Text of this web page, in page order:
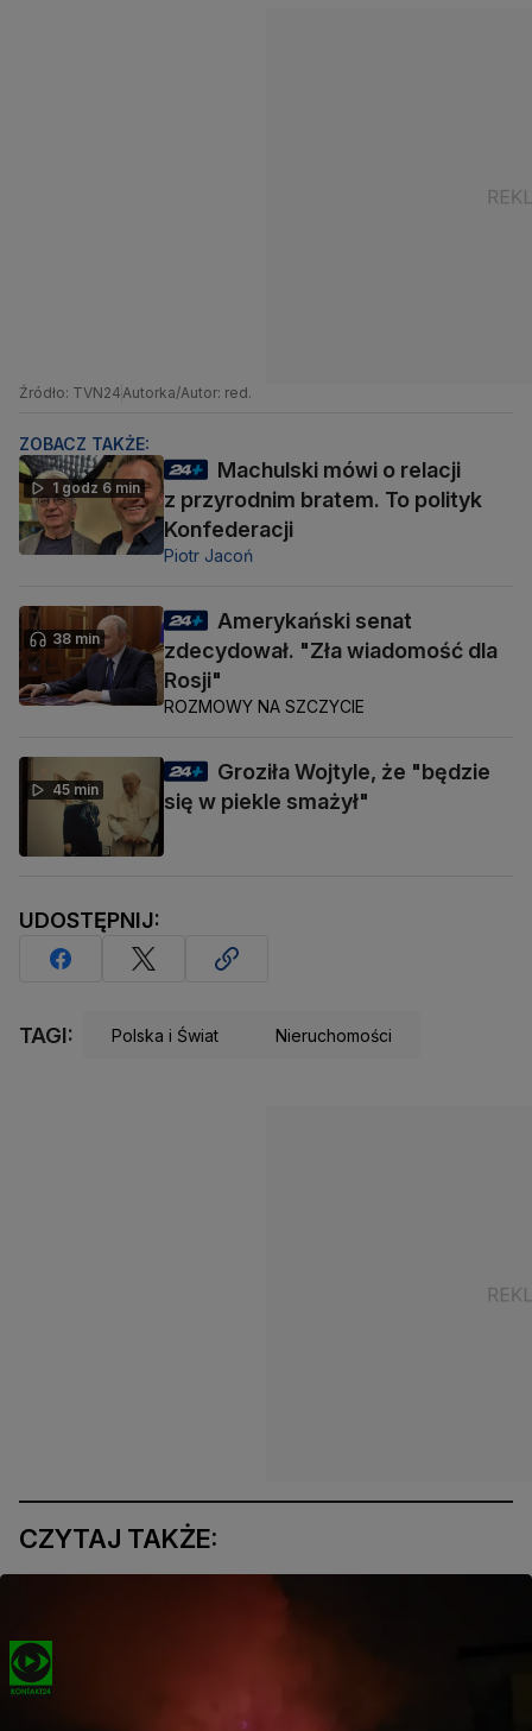
Źródło: TVN24Autorka/Autor: red.
ZOBACZ TAKŻE:
1 godz 6 min
Machulski mówi o relacji
z przyrodnim bratem. To polityk
Konfederacji
Piotr Jacoń
38 min
Amerykański senat
zdecydował. "Zła wiadomość dla
Rosji"
ROZMOWY NA SZCZYCIE
45 min
Groziła Wojtyle, że "będzie
się w piekle smażył"
UDOSTĘPNIJ:
TAGI: Polska i Świat Nieruchomości
CZYTAJ TAKŻE: